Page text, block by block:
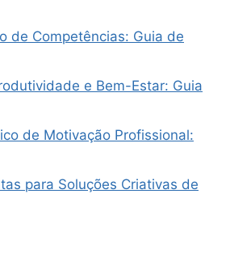
de Competências: Guia de
e Bem-Estar: Guia
de Motivação Profissional:
para Soluções Criativas de